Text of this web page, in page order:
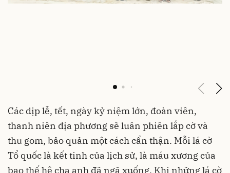
Các dịp lễ, tết, ngày kỷ niệm lớn, đoàn viên,
thanh niên địa phương sẽ luân phiên lắp cờ và
thu gom, bảo quản một cách cẩn thận. Mỗi lá cờ
Tổ quốc là kết tinh của lịch sử, là máu xương của
bao thế hệ cha anh đã ngã xuống. Khi những lá cờ